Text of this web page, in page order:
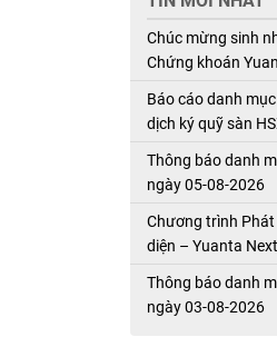
Chúc mừng sinh
Chứng khoán
Báo cáo danh
dịch ký quỹ sàn
Thông báo danh
ngày 05-08-2026
Chương trình Phát
diện – Yuanta
Thông báo danh
ngày 03-08-2026